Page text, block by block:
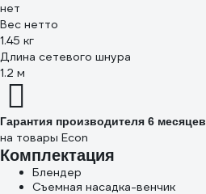
нет
Вес нетто
1.45 кг
Длина сетевого шнура
1.2 м
Гарантия производителя 6 месяцев
на товары Econ
Комплектация
Блендер
Съемная насадка-венчик